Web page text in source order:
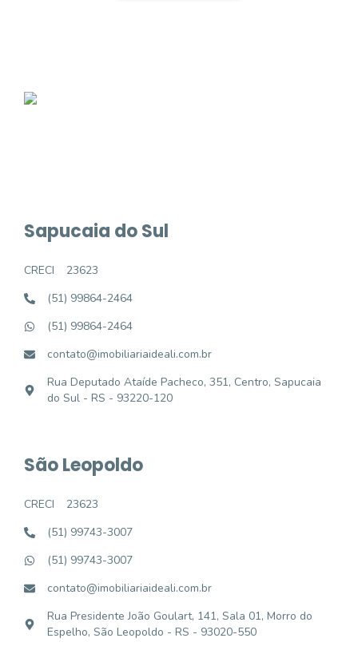
Sapucaia do Sul
CRECI
23623
(51) 99864-2464
(51) 99864-2464
contato@imobiliariaideali.com.br
Rua Deputado Ataíde Pacheco, 351, Centro, Sapucaia
do Sul - RS - 93220-120
São Leopoldo
CRECI
23623
(51) 99743-3007
(51) 99743-3007
contato@imobiliariaideali.com.br
Rua Presidente João Goulart, 141, Sala 01, Morro do
Espelho, São Leopoldo - RS - 93020-550